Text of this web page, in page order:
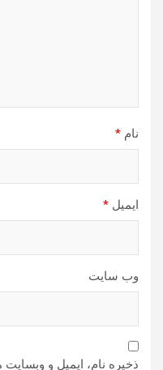
نام *
ایمیل *
وب‌ سایت
ذخیره نام، ایمیل و